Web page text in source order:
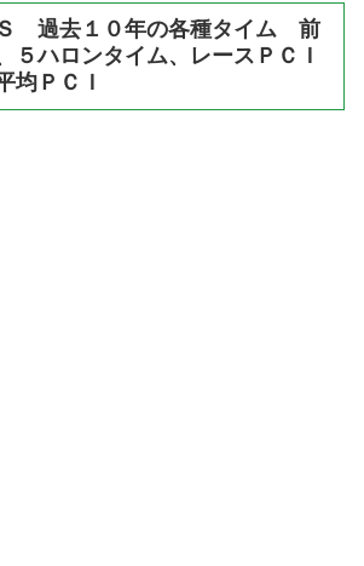
過去１０年の各種タイム 前
５ハロンタイム、レースＰＣＩ
均ＰＣＩ